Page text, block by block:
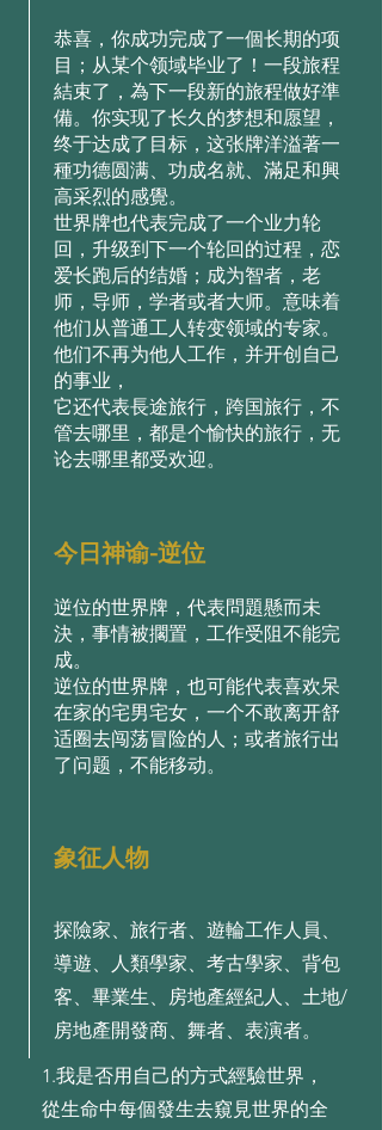
恭喜，你成功完成了一個长期的项
目；从某个领域毕业了！一段旅程
結束了，為下一段新的旅程做好準
備。你实现了长久的梦想和愿望，
终于达成了目标，这张牌洋溢著一
種功德圆满、功成名就、滿足和興
高采烈的感覺。
世界牌也代表完成了一个业力轮
回，升级到下一个轮回的过程，恋
爱长跑后的结婚；成为智者，老
师，导师，学者或者大师。意味着
他们从普通工人转变领域的专家。
他们不再为他人工作，并开创自己
的事业，
它还代表長途旅行，跨国旅行，不
管去哪里，都是个愉快的旅行，无
论去哪里都受欢迎。
今日神谕-逆位
逆位的世界牌，代表問題懸而未
決，事情被擱置，工作受阻不能完
成。
逆位的世界牌，也可能代表喜欢呆
在家的宅男宅女，一个不敢离开舒
适圈去闯荡冒险的人；或者旅行出
了问题，不能移动。
象征人物
探險家、旅行者、遊輪工作人員、
導遊、人類學家、考古學家、背包
客、畢業生、房地產經紀人、土地/
房地產開發商、舞者、表演者。
1.我是否⽤⾃⼰的⽅式經驗世界，
從⽣命中每個發⽣去窺⾒世界的全